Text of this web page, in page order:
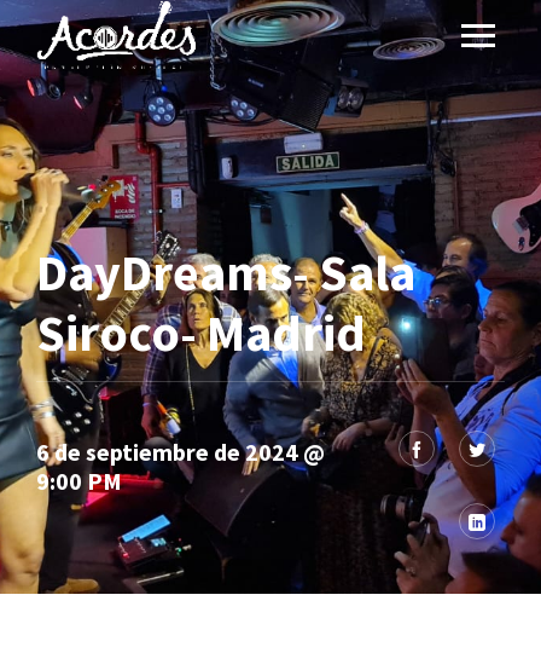
DayDreams- Sala
Siroco- Madrid
6 de septiembre de 2024 @
9:00 PM